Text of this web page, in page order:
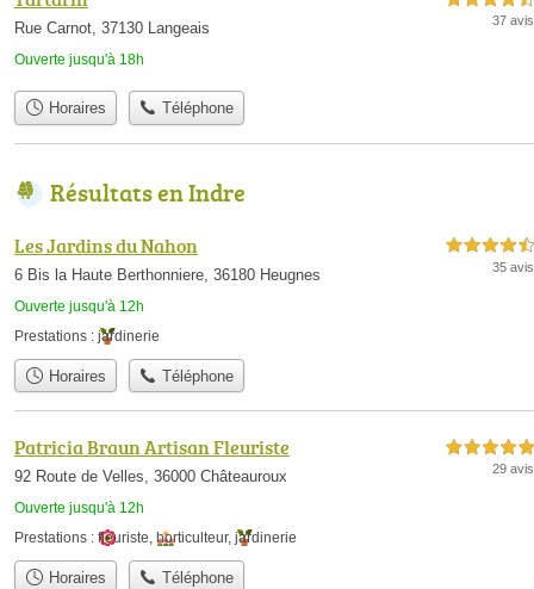
Rue Carnot, 37130 Langeais
Ouverte jusqu'à 18h
37 avis
Horaires Téléphone
Résultats en Indre
Les Jardins du Nahon
6 Bis la Haute Berthonniere, 36180 Heugnes
Ouverte jusqu'à 12h
4,5 étoiles sur 5
35 avis
Prestations : jardinerie
Horaires Téléphone
Patricia Braun Artisan Fleuriste
92 Route de Velles, 36000 Châteauroux
Ouverte jusqu'à 12h
5,0 étoiles sur 5
29 avis
Prestations : fleuriste, horticulteur, jardinerie
Horaires Téléphone